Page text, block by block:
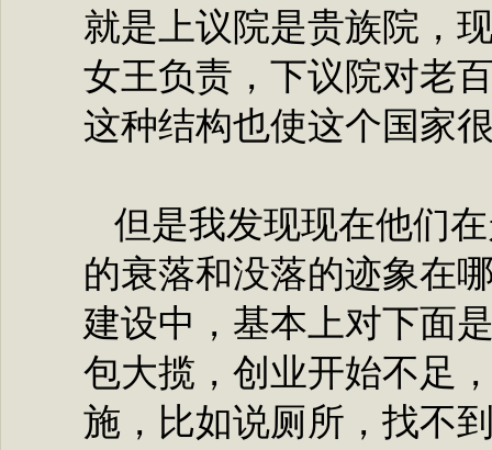
就是上议院是贵族院，
女王负责，下议院对老
这种结构也使这个国家
但是我发现现在他们
的衰落和没落的迹象在
建设中，基本上对下面
包大揽，创业开始不足
施，比如说厕所，找不